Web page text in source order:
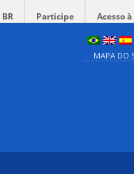
Participe Acesso
MAPA DO